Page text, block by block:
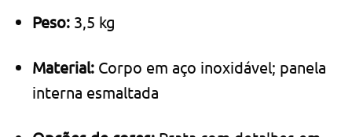
Peso: 3,5 kg
Material: Corpo em aço inoxidável; panela
interna esmaltada